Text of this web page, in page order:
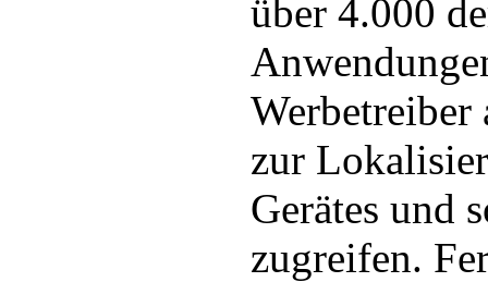
über 4.000
Werbetreiber
zur
Gerätes und
zugreifen.